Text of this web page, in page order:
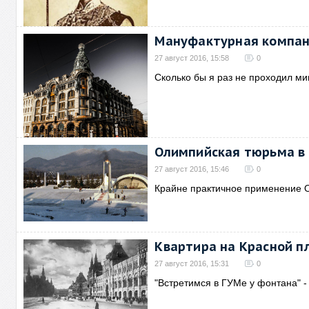
Мануфактурная
27 август 2016, 15:58 0
Сколько бы я раз не проходил
Олимпийская тюрьма
27 август 2016, 15:46 0
Крайне практичное применение
Квартира на Красной
27 август 2016, 15:31 0
"Встретимся в ГУМе у фонтана"